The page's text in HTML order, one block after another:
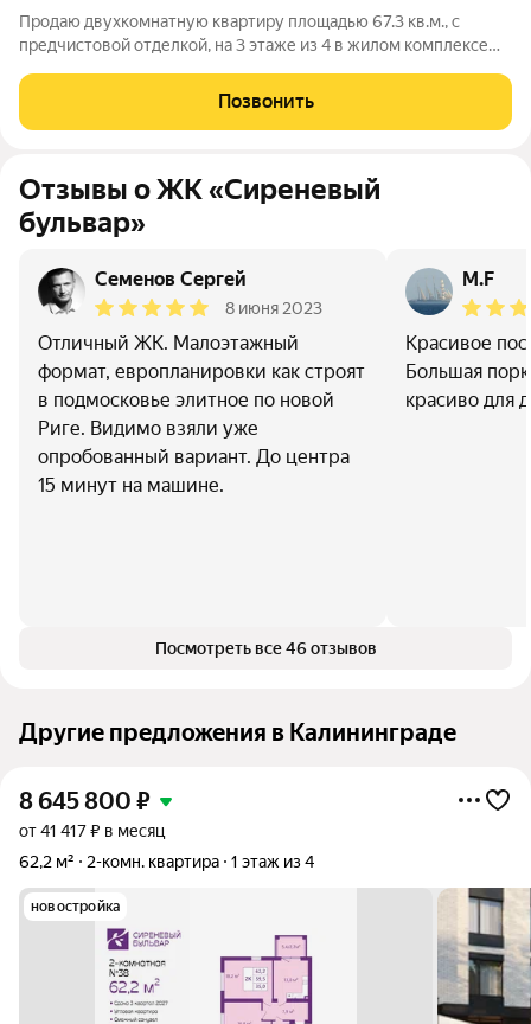
Продаю двухкомнатную квартиру площадью 67.3 кв.м., с
предчистовой отделкой, на 3 этаже из 4 в жилом комплексе
течение дня комнаты отлично освещаются, можно открыть
окна и получить естественную
Позвонить
Отзывы о ЖК «Сиреневый
бульвар»
Семенов Сергей
8 июня 2023
Отличный ЖК. Малоэтажный
формат, европланировки как строят
в подмосковье элитное по новой
Риге. Видимо взяли уже
опробованный вариант. До центра
15 минут на машине.
M.F
Красивое
Большая
красиво для
Посмотреть все 46 отзывов
Другие предложения в Калининграде
8 645 800 ₽
от 41 417 ₽ в месяц
62,2 м²
2-комн. квартира 1 этаж из 4
новостройка